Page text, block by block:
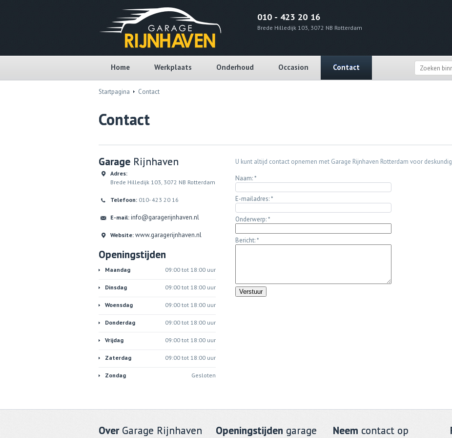
010 - 423 20 16
Brede Hilledijk 103, 3072 NB Rotterdam
Home Werkplaats Onderhoud Occasion Contact
Startpagina Contact
Contact
Garage Rijnhaven
Adres:
Brede Hilledijk 103, 3072 NB Rotterdam
Telefoon: 010- 423 20 16
E-mail: info@garagerijnhaven.nl
Website: www.garagerijnhaven.nl
Openingstijden
Maandag 09:00 tot 18:00 uur
Dinsdag 09:00 tot 18:00 uur
Woensdag 09:00 tot 18:00 uur
Donderdag 09:00 tot 18:00 uur
Vrijdag 09:00 tot 18:00 uur
Zaterdag 09:00 tot 18:00 uur
Zondag Gesloten
U kunt altijd contact opnemen met Garage Rijnhaven Rotterdam voor
Naam:*
E-mailadres:*
Onderwerp:*
Bericht:*
OverGarage Rijnhaven Openingstijden garage Neem contact op